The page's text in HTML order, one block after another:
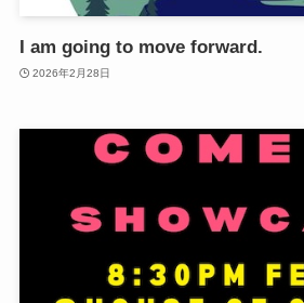
I am going to move forward.
2026年2月28日